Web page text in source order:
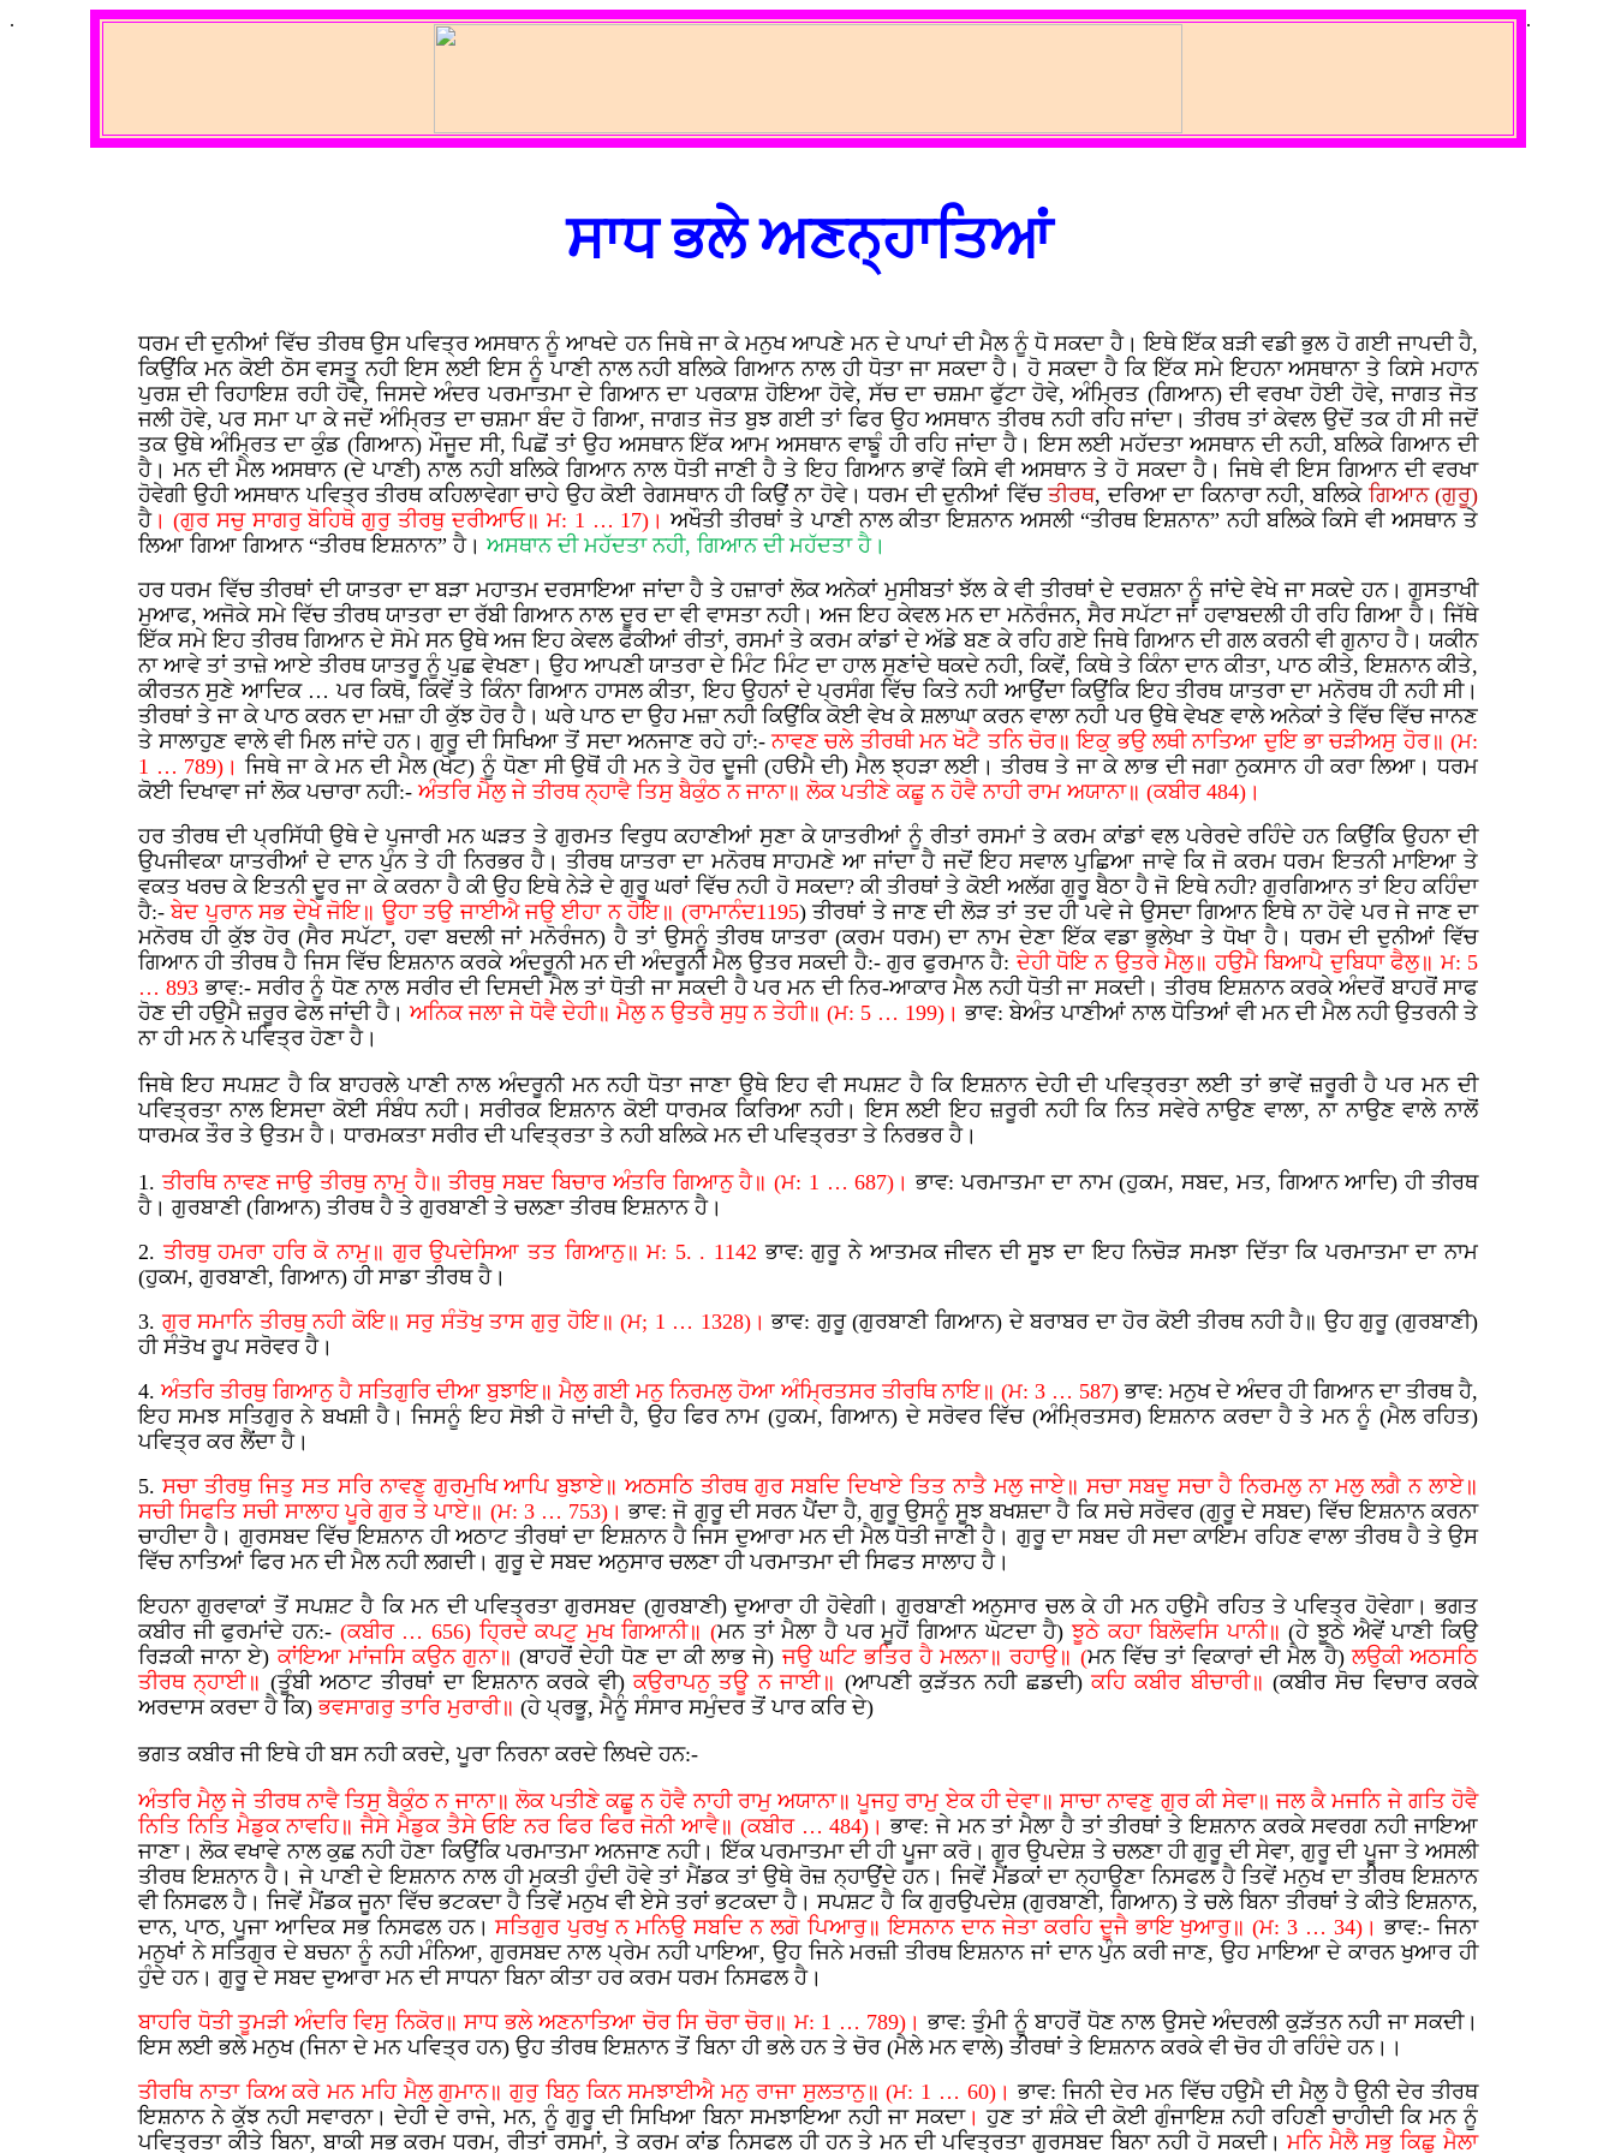
.
ਸਾਧ ਭਲੇ ਅਣਨ੍ਹਾਤਿਆਂ
ਧਰਮ ਦੀ ਦੁਨੀਆਂ ਵਿੱਚ ਤੀਰਥ ਉਸ ਪਵਿਤ੍ਰ ਅਸਥਾਨ ਨੂੰ ਆਖਦੇ ਹਨ ਜਿਥੇ ਜਾ ਕੇ ਮਨੁਖ ਆਪਣੇ ਮਨ ਦੇ ਪਾਪਾਂ ਦੀ ਮੈਲ ਨੂੰ ਧੋ ਸਕਦਾ ਹੈ। ਇਥੇ ਇੱਕ ਬੜੀ ਵਡੀ ਭੁਲ ਹੋ ਗਈ ਜਾਪਦੀ ਹੈ,
ਕਿਉਂਕਿ ਮਨ ਕੋਈ ਠੋਸ ਵਸਤੂ ਨਹੀ ਇਸ ਲਈ ਇਸ ਨੂੰ ਪਾਣੀ ਨਾਲ ਨਹੀ ਬਲਿਕੇ ਗਿਆਨ ਨਾਲ ਹੀ ਧੋਤਾ ਜਾ ਸਕਦਾ ਹੈ। ਹੋ ਸਕਦਾ ਹੈ ਕਿ ਇੱਕ ਸਮੇ ਇਹਨਾ ਅਸਥਾਨਾ ਤੇ ਕਿਸੇ ਮਹਾਨ
ਪੁਰਸ਼ ਦੀ ਰਿਹਾਇਸ਼ ਰਹੀ ਹੋਵੇ, ਜਿਸਦੇ ਅੰਦਰ ਪਰਮਾਤਮਾ ਦੇ ਗਿਆਨ ਦਾ ਪਰਕਾਸ਼ ਹੋਇਆ ਹੋਵੇ, ਸੱਚ ਦਾ ਚਸ਼ਮਾ ਫੁੱਟਾ ਹੋਵੇ, ਅੰਮ੍ਰਿਤ (ਗਿਆਨ) ਦੀ ਵਰਖਾ ਹੋਈ ਹੋਵੇ, ਜਾਗਤ ਜੋਤ
ਜਲੀ ਹੋਵੇ, ਪਰ ਸਮਾ ਪਾ ਕੇ ਜਦੋਂ ਅੰਮ੍ਰਿਤ ਦਾ ਚਸ਼ਮਾ ਬੰਦ ਹੋ ਗਿਆ, ਜਾਗਤ ਜੋਤ ਬੁਝ ਗਈ ਤਾਂ ਫਿਰ ਉਹ ਅਸਥਾਨ ਤੀਰਥ ਨਹੀ ਰਹਿ ਜਾਂਦਾ। ਤੀਰਥ ਤਾਂ ਕੇਵਲ ਉਦੋਂ ਤਕ ਹੀ ਸੀ ਜਦੋਂ
ਤਕ ਉਥੇ ਅੰਮ੍ਰਿਤ ਦਾ ਕੁੰਡ (ਗਿਆਨ) ਮੌਜੂਦ ਸੀ, ਪਿਛੋਂ ਤਾਂ ਉਹ ਅਸਥਾਨ ਇੱਕ ਆਮ ਅਸਥਾਨ ਵਾਙੂੰ ਹੀ ਰਹਿ ਜਾਂਦਾ ਹੈ। ਇਸ ਲਈ ਮਹੱਦਤਾ ਅਸਥਾਨ ਦੀ ਨਹੀ, ਬਲਿਕੇ ਗਿਆਨ ਦੀ
ਹੈ। ਮਨ ਦੀ ਮੈਲ ਅਸਥਾਨ (ਦੇ ਪਾਣੀ) ਨਾਲ ਨਹੀ ਬਲਿਕੇ ਗਿਆਨ ਨਾਲ ਧੋਤੀ ਜਾਣੀ ਹੈ ਤੇ ਇਹ ਗਿਆਨ ਭਾਵੇਂ ਕਿਸੇ ਵੀ ਅਸਥਾਨ ਤੇ ਹੋ ਸਕਦਾ ਹੈ। ਜਿਥੇ ਵੀ ਇਸ ਗਿਆਨ ਦੀ ਵਰਖਾ
ਹੋਵੇਗੀ ਉਹੀ ਅਸਥਾਨ ਪਵਿਤ੍ਰ ਤੀਰਥ ਕਹਿਲਾਵੇਗਾ ਚਾਹੇ ਉਹ ਕੋਈ ਰੇਗਸਥਾਨ ਹੀ ਕਿਉਂ ਨਾ ਹੋਵੇ। ਧਰਮ ਦੀ ਦੁਨੀਆਂ ਵਿੱਚਤੀਰਥ, ਦਰਿਆ ਦਾ ਕਿਨਾਰਾ ਨਹੀ, ਬਲਿਕੇ ਗਿਆਨ (ਗੁਰੂ)
ਹੈ। (ਗੁਰ ਸਚੁ ਸਾਗਰੁ ਬੋਹਿਥੋ ਗੁਰੁ ਤੀਰਥੁ ਦਰੀਆਓ॥ ਮ: 1 … 17)।ਅਖੌਤੀ ਤੀਰਥਾਂ ਤੇ ਪਾਣੀ ਨਾਲ ਕੀਤਾ ਇਸ਼ਨਾਨ ਅਸਲੀ “ਤੀਰਥ ਇਸ਼ਨਾਨ” ਨਹੀ ਬਲਿਕੇ ਕਿਸੇ ਵੀ ਅਸਥਾਨ ਤੇ
ਲਿਆ ਗਿਆ ਗਿਆਨ “ਤੀਰਥ ਇਸ਼ਨਾਨ” ਹੈ। ਅਸਥਾਨ ਦੀ ਮਹੱਦਤਾ ਨਹੀ, ਗਿਆਨ ਦੀ ਮਹੱਦਤਾ ਹੈ।
ਹਰ ਧਰਮ ਵਿੱਚ ਤੀਰਥਾਂ ਦੀ ਯਾਤਰਾ ਦਾ ਬੜਾ ਮਹਾਤਮ ਦਰਸਾਇਆ ਜਾਂਦਾ ਹੈ ਤੇ ਹਜ਼ਾਰਾਂ ਲੋਕ ਅਨੇਕਾਂ ਮੁਸੀਬਤਾਂ ਝੱਲ ਕੇ ਵੀ ਤੀਰਥਾਂ ਦੇ ਦਰਸ਼ਨਾ ਨੂੰ ਜਾਂਦੇ ਵੇਖੇ ਜਾ ਸਕਦੇ ਹਨ। ਗੁਸਤਾਖੀ
ਮੁਆਫ, ਅਜੋਕੇ ਸਮੇ ਵਿੱਚ ਤੀਰਥ ਯਾਤਰਾ ਦਾ ਰੱਬੀ ਗਿਆਨ ਨਾਲ ਦੂਰ ਦਾ ਵੀ ਵਾਸਤਾ ਨਹੀ। ਅਜ ਇਹ ਕੇਵਲ ਮਨ ਦਾ ਮਨੋਰੰਜਨ, ਸੈਰ ਸਪੱਟਾ ਜਾਂ ਹਵਾਬਦਲੀ ਹੀ ਰਹਿ ਗਿਆ ਹੈ। ਜਿੱਥੇ
ਇੱਕ ਸਮੇ ਇਹ ਤੀਰਥ ਗਿਆਨ ਦੇ ਸੋਮੇ ਸਨ ਉਥੇ ਅਜ ਇਹ ਕੇਵਲ ਫੋਕੀਆਂ ਰੀਤਾਂ, ਰਸਮਾਂ ਤੇ ਕਰਮ ਕਾਂਡਾਂ ਦੇ ਅੱਡੇ ਬਣ ਕੇ ਰਹਿ ਗਏ ਜਿਥੇ ਗਿਆਨ ਦੀ ਗਲ ਕਰਨੀ ਵੀ ਗੁਨਾਹ ਹੈ। ਯਕੀਨ
ਨਾ ਆਵੇ ਤਾਂ ਤਾਜ਼ੇ ਆਏ ਤੀਰਥ ਯਾਤਰੂ ਨੂੰ ਪੁਛ ਵੇਖਣਾ। ਉਹ ਆਪਣੀ ਯਾਤਰਾ ਦੇ ਮਿੰਟ ਮਿੰਟ ਦਾ ਹਾਲ ਸੁਣਾਂਦੇ ਥਕਦੇ ਨਹੀ, ਕਿਵੇਂ, ਕਿਥੇ ਤੇ ਕਿੰਨਾ ਦਾਨ ਕੀਤਾ, ਪਾਠ ਕੀਤੇ, ਇਸ਼ਨਾਨ ਕੀਤੇ,
ਕੀਰਤਨ ਸੁਣੇ ਆਦਿਕ … ਪਰ ਕਿਥੋ, ਕਿਵੇਂ ਤੇ ਕਿੰਨਾ ਗਿਆਨ ਹਾਸਲ ਕੀਤਾ, ਇਹ ਉਹਨਾਂ ਦੇ ਪ੍ਰਸੰਗ ਵਿੱਚ ਕਿਤੇ ਨਹੀ ਆਉਂਦਾ ਕਿਉਂਕਿ ਇਹ ਤੀਰਥ ਯਾਤਰਾ ਦਾ ਮਨੋਰਥ ਹੀ ਨਹੀ ਸੀ।
ਤੀਰਥਾਂ ਤੇ ਜਾ ਕੇ ਪਾਠ ਕਰਨ ਦਾ ਮਜ਼ਾ ਹੀ ਕੁੱਝ ਹੋਰ ਹੈ। ਘਰੇ ਪਾਠ ਦਾ ਉਹ ਮਜ਼ਾ ਨਹੀ ਕਿਉਂਕਿ ਕੋਈ ਵੇਖ ਕੇ ਸ਼ਲਾਘਾ ਕਰਨ ਵਾਲਾ ਨਹੀ ਪਰ ਉਥੇ ਵੇਖਣ ਵਾਲੇ ਅਨੇਕਾਂ ਤੇ ਵਿੱਚ ਵਿੱਚ ਜਾਨਣ
ਤੇ ਸਾਲਾਹੁਣ ਵਾਲੇ ਵੀ ਮਿਲ ਜਾਂਦੇ ਹਨ। ਗੁਰੂ ਦੀ ਸਿਖਿਆ ਤੋਂ ਸਦਾ ਅਨਜਾਣ ਰਹੇ ਹਾਂ:-ਨਾਵਣ ਚਲੇ ਤੀਰਥੀ ਮਨ ਖੋਟੈ ਤਨਿ ਚੋਰ॥ ਇਕੁ ਭਉ ਲਥੀ ਨਾਤਿਆ ਦੁਇ ਭਾ ਚੜੀਅਸੁ ਹੋਰ॥ (ਮ:
1 … 789)।ਜਿਥੇ ਜਾ ਕੇ ਮਨ ਦੀ ਮੈਲ (ਖੋਟ) ਨੂੰ ਧੋਣਾ ਸੀ ਉਥੋਂ ਹੀ ਮਨ ਤੇ ਹੋਰ ਦੂਜੀ (ਹੳਮੈ ਦੀ) ਮੈਲ ਝ੍ਹੜਾ ਲਈ। ਤੀਰਥ ਤੇ ਜਾ ਕੇ ਲਾਭ ਦੀ ਜਗਾ ਨੁਕਸਾਨ ਹੀ ਕਰਾ ਲਿਆ। ਧਰਮ
ਕੋਈ ਦਿਖਾਵਾ ਜਾਂ ਲੋਕ ਪਚਾਰਾ ਨਹੀ:- ਅੰਤਰਿ ਮੈਲੁ ਜੇ ਤੀਰਥ ਨ੍ਹਾਵੈ ਤਿਸੁ ਬੈਕੁੰਠ ਨ ਜਾਨਾ॥ ਲੋਕ ਪਤੀਣੇ ਕਛੂ ਨ ਹੋਵੈ ਨਾਹੀ ਰਾਮ ਅਯਾਨਾ॥ (ਕਬੀਰ 484)।
ਹਰ ਤੀਰਥ ਦੀ ਪ੍ਰਸਿੱਧੀ ਉਥੇ ਦੇ ਪੁਜਾਰੀ ਮਨ ਘੜਤ ਤੇ ਗੁਰਮਤ ਵਿਰੁਧ ਕਹਾਣੀਆਂ ਸੁਣਾ ਕੇ ਯਾਤਰੀਆਂ ਨੂੰ ਰੀਤਾਂ ਰਸਮਾਂ ਤੇ ਕਰਮ ਕਾਂਡਾਂ ਵਲ ਪਰੇਰਦੇ ਰਹਿੰਦੇ ਹਨ ਕਿਉਂਕਿ ਉਹਨਾ ਦੀ
ਉਪਜੀਵਕਾ ਯਾਤਰੀਆਂ ਦੇ ਦਾਨ ਪੁੰਨ ਤੇ ਹੀ ਨਿਰਭਰ ਹੈ। ਤੀਰਥ ਯਾਤਰਾ ਦਾ ਮਨੋਰਥ ਸਾਹਮਣੇ ਆ ਜਾਂਦਾ ਹੈ ਜਦੋਂ ਇਹ ਸਵਾਲ ਪੁਛਿਆ ਜਾਵੇ ਕਿ ਜੋ ਕਰਮ ਧਰਮ ਇਤਨੀ ਮਾਇਆ ਤੇ
ਵਕਤ ਖਰਚ ਕੇ ਇਤਨੀ ਦੂਰ ਜਾ ਕੇ ਕਰਨਾ ਹੈ ਕੀ ਉਹ ਇਥੇ ਨੇੜੇ ਦੇ ਗੁਰੂ ਘਰਾਂ ਵਿੱਚ ਨਹੀ ਹੋ ਸਕਦਾ? ਕੀ ਤੀਰਥਾਂ ਤੇ ਕੋਈ ਅਲੱਗ ਗੁਰੂ ਬੈਠਾ ਹੈ ਜੋ ਇਥੇ ਨਹੀ? ਗੁਰਗਿਆਨ ਤਾਂ ਇਹ ਕਹਿੰਦਾ
ਹੈ:-ਬੇਦ ਪੁਰਾਨ ਸਭ ਦੇਖੇ ਜੋਇ॥ ਊਹਾ ਤਉ ਜਾਈਐ ਜਉ ਈਹਾ ਨ ਹੋਇ॥ (ਰਾਮਾਨੰਦ1195) ਤੀਰਥਾਂ ਤੇ ਜਾਣ ਦੀ ਲੋੜ ਤਾਂ ਤਦ ਹੀ ਪਵੇ ਜੇ ਉਸਦਾ ਗਿਆਨ ਇਥੇ ਨਾ ਹੋਵੇ ਪਰ ਜੇ ਜਾਣ ਦਾ
ਮਨੋਰਥ ਹੀ ਕੁੱਝ ਹੋਰ (ਸੈਰ ਸਪੱਟਾ, ਹਵਾ ਬਦਲੀ ਜਾਂ ਮਨੋਰੰਜਨ) ਹੈ ਤਾਂ ਉਸਨੂੰ ਤੀਰਥ ਯਾਤਰਾ (ਕਰਮ ਧਰਮ) ਦਾ ਨਾਮ ਦੇਣਾ ਇੱਕ ਵਡਾ ਭੁਲੇਖਾ ਤੇ ਧੋਖਾ ਹੈ। ਧਰਮ ਦੀ ਦੁਨੀਆਂ ਵਿੱਚ
ਗਿਆਨ ਹੀ ਤੀਰਥ ਹੈ ਜਿਸ ਵਿੱਚ ਇਸ਼ਨਾਨ ਕਰਕੇ ਅੰਦਰੂਨੀ ਮਨ ਦੀ ਅੰਦਰੂਨੀ ਮੈਲ ਉਤਰ ਸਕਦੀ ਹੈ:- ਗੁਰ ਫੁਰਮਾਨ ਹੈ: ਦੇਹੀ ਧੋਇ ਨ ਉਤਰੇ ਮੈਲੁ॥ ਹਉਮੈ ਬਿਆਪੈ ਦੁਬਿਧਾ ਫੈਲੁ॥ ਮ: 5
… 893 ਭਾਵ:- ਸਰੀਰ ਨੂੰ ਧੋਣ ਨਾਲ ਸਰੀਰ ਦੀ ਦਿਸਦੀ ਮੈਲ ਤਾਂ ਧੋਤੀ ਜਾ ਸਕਦੀ ਹੈ ਪਰ ਮਨ ਦੀ ਨਿਰ-ਆਕਾਰ ਮੈਲ ਨਹੀ ਧੋਤੀ ਜਾ ਸਕਦੀ। ਤੀਰਥ ਇਸ਼ਨਾਨ ਕਰਕੇ ਅੰਦਰੋਂ ਬਾਹਰੋਂ ਸਾਫ
ਹੋਣ ਦੀ ਹਉਮੈ ਜ਼ਰੂਰ ਫੇਲ ਜਾਂਦੀ ਹੈ। ਅਨਿਕ ਜਲਾ ਜੇ ਧੋਵੈ ਦੇਹੀ॥ ਮੈਲੁ ਨ ਉਤਰੈ ਸੁਧੁ ਨ ਤੇਹੀ॥ (ਮ: 5 … 199)।ਭਾਵ: ਬੇਅੰਤ ਪਾਣੀਆਂ ਨਾਲ ਧੋਤਿਆਂ ਵੀ ਮਨ ਦੀ ਮੈਲ ਨਹੀ ਉਤਰਨੀ ਤੇ
ਨਾ ਹੀ ਮਨ ਨੇ ਪਵਿਤ੍ਰ ਹੋਣਾ ਹੈ।
ਜਿਥੇ ਇਹ ਸਪਸ਼ਟ ਹੈ ਕਿ ਬਾਹਰਲੇ ਪਾਣੀ ਨਾਲ ਅੰਦਰੂਨੀ ਮਨ ਨਹੀ ਧੋਤਾ ਜਾਣਾ ਉਥੇ ਇਹ ਵੀ ਸਪਸ਼ਟ ਹੈ ਕਿ ਇਸ਼ਨਾਨ ਦੇਹੀ ਦੀ ਪਵਿਤ੍ਰਤਾ ਲਈ ਤਾਂ ਭਾਵੇਂ ਜ਼ਰੂਰੀ ਹੈ ਪਰ ਮਨ ਦੀ
ਪਵਿਤ੍ਰਤਾ ਨਾਲ ਇਸਦਾ ਕੋਈ ਸੰਬੰਧ ਨਹੀ। ਸਰੀਰਕ ਇਸ਼ਨਾਨ ਕੋਈ ਧਾਰਮਕ ਕਿਰਿਆ ਨਹੀ। ਇਸ ਲਈ ਇਹ ਜ਼ਰੂਰੀ ਨਹੀ ਕਿ ਨਿਤ ਸਵੇਰੇ ਨਾਉਣ ਵਾਲਾ, ਨਾ ਨਾਉਣ ਵਾਲੇ ਨਾਲੋਂ
ਧਾਰਮਕ ਤੌਰ ਤੇ ਉਤਮ ਹੈ। ਧਾਰਮਕਤਾ ਸਰੀਰ ਦੀ ਪਵਿਤ੍ਰਤਾ ਤੇ ਨਹੀ ਬਲਿਕੇ ਮਨ ਦੀ ਪਵਿਤ੍ਰਤਾ ਤੇ ਨਿਰਭਰ ਹੈ।
1. ਤੀਰਥਿ ਨਾਵਣ ਜਾਉ ਤੀਰਥੁ ਨਾਮੁ ਹੈ॥ ਤੀਰਥੁ ਸਬਦ ਬਿਚਾਰ ਅੰਤਰਿ ਗਿਆਨੁ ਹੈ॥ (ਮ: 1 … 687)।ਭਾਵ: ਪਰਮਾਤਮਾ ਦਾ ਨਾਮ (ਹੁਕਮ, ਸਬਦ, ਮਤ, ਗਿਆਨ ਆਦਿ) ਹੀ ਤੀਰਥ
ਹੈ। ਗੁਰਬਾਣੀ (ਗਿਆਨ) ਤੀਰਥ ਹੈ ਤੇ ਗੁਰਬਾਣੀ ਤੇ ਚਲਣਾ ਤੀਰਥ ਇਸ਼ਨਾਨ ਹੈ।
2. ਤੀਰਥੁ ਹਮਰਾ ਹਰਿ ਕੋ ਨਾਮੁ॥ ਗੁਰ ਉਪਦੇਸਿਆ ਤਤ ਗਿਆਨੁ॥ ਮ: 5. . 1142ਭਾਵ: ਗੁਰੂ ਨੇ ਆਤਮਕ ਜੀਵਨ ਦੀ ਸੂਝ ਦਾ ਇਹ ਨਿਚੋੜ ਸਮਝਾ ਦਿੱਤਾ ਕਿ ਪਰਮਾਤਮਾ ਦਾ ਨਾਮ
(ਹੁਕਮ, ਗੁਰਬਾਣੀ, ਗਿਆਨ) ਹੀ ਸਾਡਾ ਤੀਰਥ ਹੈ।
3. ਗੁਰ ਸਮਾਨਿ ਤੀਰਥੁ ਨਹੀ ਕੋਇ॥ ਸਰੁ ਸੰਤੋਖੁ ਤਾਸ ਗੁਰੁ ਹੋਇ॥ (ਮ; 1 … 1328)।ਭਾਵ: ਗੁਰੂ (ਗੁਰਬਾਣੀ ਗਿਆਨ) ਦੇ ਬਰਾਬਰ ਦਾ ਹੋਰ ਕੋਈ ਤੀਰਥ ਨਹੀ ਹੈ॥ ਉਹ ਗੁਰੂ (ਗੁਰਬਾਣੀ)
ਹੀ ਸੰਤੋਖ ਰੂਪ ਸਰੋਵਰ ਹੈ।
4. ਅੰਤਰਿ ਤੀਰਥੁ ਗਿਆਨੁ ਹੈ ਸਤਿਗੁਰਿ ਦੀਆ ਬੁਝਾਇ॥ ਮੈਲੁ ਗਈ ਮਨੁ ਨਿਰਮਲੁ ਹੋਆ ਅੰਮ੍ਰਿਤਸਰ ਤੀਰਥਿ ਨਾਇ॥ (ਮ: 3 … 587)ਭਾਵ: ਮਨੁਖ ਦੇ ਅੰਦਰ ਹੀ ਗਿਆਨ ਦਾ ਤੀਰਥ ਹੈ,
ਇਹ ਸਮਝ ਸਤਿਗੁਰ ਨੇ ਬਖਸ਼ੀ ਹੈ। ਜਿਸਨੂੰ ਇਹ ਸੋਝੀ ਹੋ ਜਾਂਦੀ ਹੈ, ਉਹ ਫਿਰ ਨਾਮ (ਹੁਕਮ, ਗਿਆਨ) ਦੇ ਸਰੋਵਰ ਵਿੱਚ (ਅੰਮ੍ਰਿਤਸਰ) ਇਸ਼ਨਾਨ ਕਰਦਾ ਹੈ ਤੇ ਮਨ ਨੂੰ (ਮੈਲ ਰਹਿਤ)
ਪਵਿਤ੍ਰ ਕਰ ਲੈਂਦਾ ਹੈ।
5. ਸਚਾ ਤੀਰਥੁ ਜਿਤੁ ਸਤ ਸਰਿ ਨਾਵਣੁ ਗੁਰਮੁਖਿ ਆਪਿ ਬੁਝਾਏ॥ ਅਠਸਠਿ ਤੀਰਥ ਗੁਰ ਸਬਦਿ ਦਿਖਾਏ ਤਿਤ ਨਾਤੈ ਮਲੁ ਜਾਏ॥ ਸਚਾ ਸਬਦੁ ਸਚਾ ਹੈ ਨਿਰਮਲੁ ਨਾ ਮਲੁ ਲਗੈ ਨ ਲਾਏ॥
ਸਚੀ ਸਿਫਤਿ ਸਚੀ ਸਾਲਾਹ ਪੂਰੇ ਗੁਰ ਤੇ ਪਾਏ॥ (ਮ: 3 … 753)।ਭਾਵ: ਜੋ ਗੁਰੂ ਦੀ ਸਰਨ ਪੈਂਦਾ ਹੈ, ਗੁਰੂ ਉਸਨੂੰ ਸੂਝ ਬਖਸ਼ਦਾ ਹੈ ਕਿ ਸਚੇ ਸਰੋਵਰ (ਗੁਰੂ ਦੇ ਸਬਦ) ਵਿੱਚ ਇਸ਼ਨਾਨ ਕਰਨਾ
ਚਾਹੀਦਾ ਹੈ। ਗੁਰਸਬਦ ਵਿੱਚ ਇਸ਼ਨਾਨ ਹੀ ਅਠਾਟ ਤੀਰਥਾਂ ਦਾ ਇਸ਼ਨਾਨ ਹੈ ਜਿਸ ਦੁਆਰਾ ਮਨ ਦੀ ਮੈਲ ਧੋਤੀ ਜਾਣੀ ਹੈ। ਗੁਰੂ ਦਾ ਸਬਦ ਹੀ ਸਦਾ ਕਾਇਮ ਰਹਿਣ ਵਾਲਾ ਤੀਰਥ ਹੈ ਤੇ ਉਸ
ਵਿੱਚ ਨਾਤਿਆਂ ਫਿਰ ਮਨ ਦੀ ਮੈਲ ਨਹੀ ਲਗਦੀ। ਗੁਰੂ ਦੇ ਸਬਦ ਅਨੁਸਾਰ ਚਲਣਾ ਹੀ ਪਰਮਾਤਮਾ ਦੀ ਸਿਫਤ ਸਾਲਾਹ ਹੈ।
ਇਹਨਾ ਗੁਰਵਾਕਾਂ ਤੋਂ ਸਪਸ਼ਟ ਹੈ ਕਿ ਮਨ ਦੀ ਪਵਿਤ੍ਰਤਾ ਗੁਰਸਬਦ (ਗੁਰਬਾਣੀ) ਦੁਆਰਾ ਹੀ ਹੋਵੇਗੀ। ਗੁਰਬਾਣੀ ਅਨੁਸਾਰ ਚਲ ਕੇ ਹੀ ਮਨ ਹਉਮੈ ਰਹਿਤ ਤੇ ਪਵਿਤ੍ਰ ਹੋਵੇਗਾ। ਭਗਤ
ਕਬੀਰ ਜੀ ਫੁਰਮਾਂਦੇ ਹਨ:- (ਕਬੀਰ … 656) ਹ੍ਰਿਦੇ ਕਪਟੁ ਮੁਖ ਗਿਆਨੀ॥ (ਮਨ ਤਾਂ ਮੈਲਾ ਹੈ ਪਰ ਮੂਹੋਂ ਗਿਆਨ ਘੋਟਦਾ ਹੈ) ਝੂਠੇ ਕਹਾ ਬਿਲੋਵਸਿ ਪਾਨੀ॥(ਹੇ ਝੂਠੇ ਐਵੇਂ ਪਾਣੀ ਕਿਉ
ਰਿੜਕੀ ਜਾਨਾ ਏ) ਕਾਂਇਆ ਮਾਂਜਸਿ ਕਉਨ ਗੁਨਾ॥(ਬਾਹਰੋਂ ਦੇਹੀ ਧੋਣ ਦਾ ਕੀ ਲਾਭ ਜੇ)ਜਉ ਘਟਿ ਭਤਿਰ ਹੈ ਮਲਨਾ॥ ਰਹਾਉ॥ (ਮਨ ਵਿੱਚ ਤਾਂ ਵਿਕਾਰਾਂ ਦੀ ਮੈਲ ਹੈ)ਲਉਕੀ ਅਠਸਠਿ
ਤੀਰਥ ਨ੍ਹਾਈ॥ (ਤੂੰਬੀ ਅਠਾਟ ਤੀਰਥਾਂ ਦਾ ਇਸ਼ਨਾਨ ਕਰਕੇ ਵੀ)ਕਉਰਾਪਨੁ ਤਊ ਨ ਜਾਈ॥ (ਆਪਣੀ ਕੁੜੱਤਨ ਨਹੀ ਛਡਦੀ) ਕਹਿ ਕਬੀਰ ਬੀਚਾਰੀ॥ (ਕਬੀਰ ਸੋਚ ਵਿਚਾਰ ਕਰਕੇ
ਅਰਦਾਸ ਕਰਦਾ ਹੈ ਕਿ)ਭਵਸਾਗਰੁ ਤਾਰਿ ਮੁਰਾਰੀ॥ (ਹੇ ਪ੍ਰਭੂ, ਮੈਨੂੰ ਸੰਸਾਰ ਸਮੁੰਦਰ ਤੋਂ ਪਾਰ ਕਰਿ ਦੇ)
ਭਗਤ ਕਬੀਰ ਜੀ ਇਥੇ ਹੀ ਬਸ ਨਹੀ ਕਰਦੇ, ਪੂਰਾ ਨਿਰਨਾ ਕਰਦੇ ਲਿਖਦੇ ਹਨ:-
ਅੰਤਰਿ ਮੈਲੁ ਜੇ ਤੀਰਥ ਨਾਵੈ ਤਿਸੁ ਬੈਕੁੰਠ ਨ ਜਾਨਾ॥ ਲੋਕ ਪਤੀਣੇ ਕਛੂ ਨ ਹੋਵੈ ਨਾਹੀ ਰਾਮੁ ਅਯਾਨਾ॥ ਪੂਜਹੁ ਰਾਮੁ ਏਕ ਹੀ ਦੇਵਾ॥ ਸਾਚਾ ਨਾਵਣੁ ਗੁਰ ਕੀ ਸੇਵਾ॥ ਜਲ ਕੈ ਮਜਨਿ ਜੇ ਗਤਿ ਹੋਵੈ
ਨਿਤਿ ਨਿਤਿ ਮੈਡੁਕ ਨਾਵਹਿ॥ ਜੈਸੇ ਮੈਡੁਕ ਤੈਸੇ ਓਇ ਨਰ ਫਿਰ ਫਿਰ ਜੋਨੀ ਆਵੈ॥ (ਕਬੀਰ … 484)।ਭਾਵ: ਜੇ ਮਨ ਤਾਂ ਮੈਲਾ ਹੈ ਤਾਂ ਤੀਰਥਾਂ ਤੇ ਇਸ਼ਨਾਨ ਕਰਕੇ ਸਵਰਗ ਨਹੀ ਜਾਇਆ
ਜਾਣਾ। ਲੋਕ ਵਖਾਵੇ ਨਾਲ ਕੁਛ ਨਹੀ ਹੋਣਾ ਕਿਉਂਕਿ ਪਰਮਾਤਮਾ ਅਨਜਾਣ ਨਹੀ। ਇੱਕ ਪਰਮਾਤਮਾ ਦੀ ਹੀ ਪੂਜਾ ਕਰੋ। ਗੁਰ ਉਪਦੇਸ਼ ਤੇ ਚਲਣਾ ਹੀ ਗੁਰੂ ਦੀ ਸੇਵਾ, ਗੁਰੂ ਦੀ ਪੂਜਾ ਤੇ ਅਸਲੀ
ਤੀਰਥ ਇਸ਼ਨਾਨ ਹੈ। ਜੇ ਪਾਣੀ ਦੇ ਇਸ਼ਨਾਨ ਨਾਲ ਹੀ ਮੁਕਤੀ ਹੁੰਦੀ ਹੋਵੇ ਤਾਂ ਮੈਂਡਕ ਤਾਂ ਉਥੇ ਰੋਜ਼ ਨ੍ਹਾਉਂਦੇ ਹਨ। ਜਿਵੇਂ ਮੈਂਡਕਾਂ ਦਾ ਨ੍ਹਾਉਣਾ ਨਿਸਫਲ ਹੈ ਤਿਵੇਂ ਮਨੁਖ ਦਾ ਤੀਰਥ ਇਸ਼ਨਾਨ
ਵੀ ਨਿਸਫਲ ਹੈ। ਜਿਵੇਂ ਮੈਂਡਕ ਜੂਨਾ ਵਿੱਚ ਭਟਕਦਾ ਹੈ ਤਿਵੇਂ ਮਨੁਖ ਵੀ ਏਸੇ ਤਰਾਂ ਭਟਕਦਾ ਹੈ। ਸਪਸ਼ਟ ਹੈ ਕਿ ਗੁਰਉਪਦੇਸ਼ (ਗੁਰਬਾਣੀ, ਗਿਆਨ) ਤੇ ਚਲੇ ਬਿਨਾ ਤੀਰਥਾਂ ਤੇ ਕੀਤੇ ਇਸ਼ਨਾਨ,
ਦਾਨ, ਪਾਠ, ਪੂਜਾ ਆਦਿਕ ਸਭ ਨਿਸਫਲ ਹਨ।ਸਤਿਗੁਰ ਪੁਰਖੁ ਨ ਮਨਿਉ ਸਬਦਿ ਨ ਲਗੋ ਪਿਆਰੁ॥ ਇਸਨਾਨ ਦਾਨ ਜੇਤਾ ਕਰਹਿ ਦੂਜੈ ਭਾਇ ਖੁਆਰੁ॥ (ਮ: 3 … 34)।ਭਾਵ:- ਜਿਨਾ
ਮਨੁਖਾਂ ਨੇ ਸਤਿਗੁਰ ਦੇ ਬਚਨਾ ਨੂੰ ਨਹੀ ਮੰਨਿਆ, ਗੁਰਸਬਦ ਨਾਲ ਪ੍ਰੇਮ ਨਹੀ ਪਾਇਆ, ਉਹ ਜਿਨੇ ਮਰਜ਼ੀ ਤੀਰਥ ਇਸ਼ਨਾਨ ਜਾਂ ਦਾਨ ਪੁੰਨ ਕਰੀ ਜਾਣ, ਉਹ ਮਾਇਆ ਦੇ ਕਾਰਨ ਖੁਆਰ ਹੀ
ਹੁੰਦੇ ਹਨ। ਗੁਰੂ ਦੇ ਸਬਦ ਦੁਆਰਾ ਮਨ ਦੀ ਸਾਧਨਾ ਬਿਨਾ ਕੀਤਾ ਹਰ ਕਰਮ ਧਰਮ ਨਿਸਫਲ ਹੈ।
ਬਾਹਰਿ ਧੋਤੀ ਤੂਮੜੀ ਅੰਦਰਿ ਵਿਸੁ ਨਿਕੋਰ॥ ਸਾਧ ਭਲੇ ਅਣਨਾਤਿਆ ਚੋਰ ਸਿ ਚੋਰਾ ਚੋਰ॥ ਮ: 1 … 789)।ਭਾਵ: ਤੁੰਮੀ ਨੂੰ ਬਾਹਰੋਂ ਧੋਣ ਨਾਲ ਉਸਦੇ ਅੰਦਰਲੀ ਕੁੜੱਤਨ ਨਹੀ ਜਾ ਸਕਦੀ।
ਇਸ ਲਈ ਭਲੇ ਮਨੁਖ (ਜਿਨਾ ਦੇ ਮਨ ਪਵਿਤ੍ਰ ਹਨ) ਉਹ ਤੀਰਥ ਇਸ਼ਨਾਨ ਤੋਂ ਬਿਨਾ ਹੀ ਭਲੇ ਹਨ ਤੇ ਚੋਰ (ਮੈਲੇ ਮਨ ਵਾਲੇ) ਤੀਰਥਾਂ ਤੇ ਇਸ਼ਨਾਨ ਕਰਕੇ ਵੀ ਚੋਰ ਹੀ ਰਹਿੰਦੇ ਹਨ।।
ਤੀਰਥਿ ਨਾਤਾ ਕਿਅ ਕਰੇ ਮਨ ਮਹਿ ਮੈਲੁ ਗੁਮਾਨ॥ ਗੁਰੁ ਬਿਨੁ ਕਿਨ ਸਮਝਾਈਐ ਮਨੁ ਰਾਜਾ ਸੁਲਤਾਨੁ॥ (ਮ: 1 … 60)।ਭਾਵ: ਜਿਨੀ ਦੇਰ ਮਨ ਵਿੱਚ ਹਉਮੈ ਦੀ ਮੈਲੁ ਹੈ ਉਨੀ ਦੇਰ ਤੀਰਥ
ਇਸ਼ਨਾਨ ਨੇ ਕੁੱਝ ਨਹੀ ਸਵਾਰਨਾ। ਦੇਹੀ ਦੇ ਰਾਜੇ, ਮਨ, ਨੂੰ ਗੁਰੂ ਦੀ ਸਿਖਿਆ ਬਿਨਾ ਸਮਝਾਇਆ ਨਹੀ ਜਾ ਸਕਦਾ।ਹੁਣ ਤਾਂ ਸ਼ੰਕੇ ਦੀ ਕੋਈ ਗੁੰਜਾਇਸ਼ ਨਹੀ ਰਹਿਣੀ ਚਾਹੀਦੀ ਕਿ ਮਨ ਨੂੰ
ਪਵਿਤ੍ਰਤਾ ਕੀਤੇ ਬਿਨਾ, ਬਾਕੀ ਸਭ ਕਰਮ ਧਰਮ, ਰੀਤਾਂ ਰਸਮਾਂ, ਤੇ ਕਰਮ ਕਾਂਡ ਨਿਸਫਲ ਹੀ ਹਨ ਤੇ ਮਨ ਦੀ ਪਵਿਤ੍ਰਤਾ ਗੁਰਸਬਦ ਬਿਨਾ ਨਹੀ ਹੋ ਸਕਦੀ।ਮਨਿ ਮੈਲੈ ਸਭੁ ਕਿਛੁ ਮੈਲਾ
.